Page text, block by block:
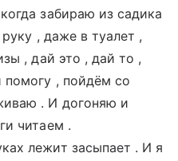
забираю из садика
, даже в туалет ,
, дай это , дай то ,
, пойдём со
. И догоняю и
читаем .
лежит засыпает . И я